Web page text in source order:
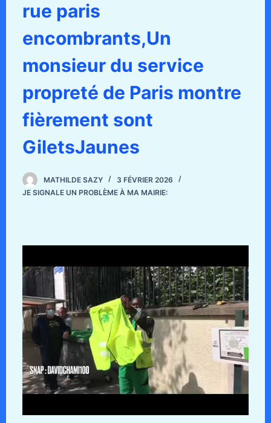
rue paris
encombrants,Un
monsieur du service
propreté de Paris montre
fièrement sont
GiletsJaunes
MATHILDE SAZY
3 FÉVRIER 2026
JE SIGNALE UN PROBLÈME À MA MAIRIE: